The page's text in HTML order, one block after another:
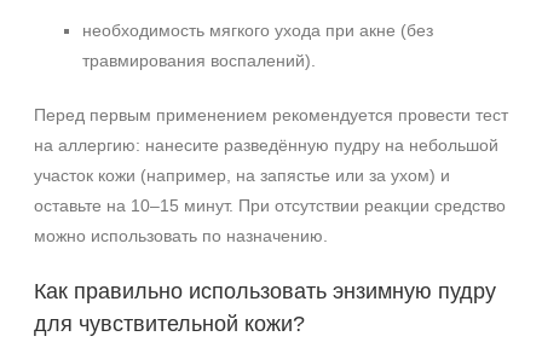
необходимость мягкого ухода при акне (без
травмирования воспалений).
Перед первым применением рекомендуется провести тест
на аллергию: нанесите разведённую пудру на небольшой
участок кожи (например, на запястье или за ухом) и
оставьте на 10–15 минут. При отсутствии реакции средство
можно использовать по назначению.
Как правильно использовать энзимную пудру
для чувствительной кожи?
+7 (495) 640-58-89
+7 (929) 933-09-89